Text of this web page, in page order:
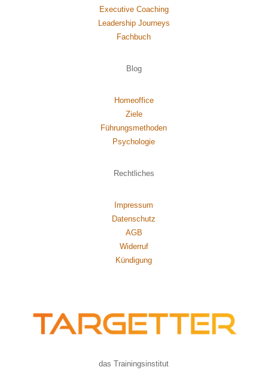
Executive Coaching
Leadership Journeys
Fachbuch
Blog
Homeoffice
Ziele
Führungsmethoden
Psychologie
Rechtliches
Impressum
Datenschutz
AGB
Widerruf
Kündigung
das Trainingsinstitut